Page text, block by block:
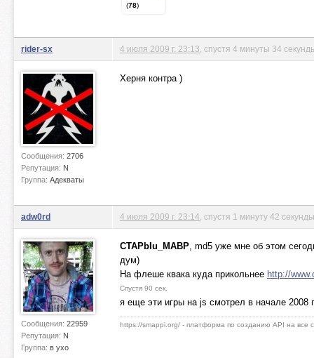
(78)
rider-sx
Сообщения: 2706
Репутация: N
Группа: Адекваты
4 июля 2009 г. 23:13 , спустя 4 минуты 34
Херня контра )
adw0rd
Сообщения: 22959
Репутация: N
Группа: в ухо
4 июля 2009 г. 23:14 , спустя 1 минуту 42 секунды
CTAPbIu_MABP, md5 уже мне об этом
дум)
На флеше квака куда прикольнее http://
Спустя 90 сек.
я еще эти игры на js смотрел в начале 2008
https://smappi.org/ - платформа по созданию API на все